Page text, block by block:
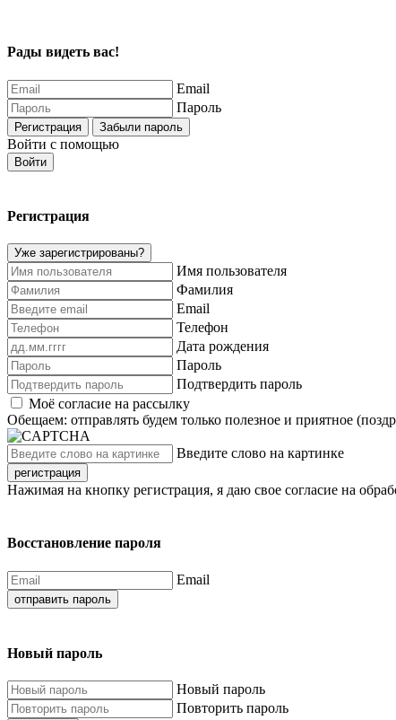
Рады видеть вас!
Email
Пароль
Регистрация Забыли пароль
Войти с помощью
Войти
Регистрация
Уже зарегистрированы?
Имя пользователя
Фамилия
Email
Телефон
Дата рождения
Пароль
Подтвердить пароль
Моё согласие на рассылку
Обещаем: отправлять будем только полезное и приятное
Введите слово на картинке
регистрация
Нажимая на кнопку регистрация, я даю свое согласие на
Восстановление пароля
Email
отправить пароль
Новый пароль
Новый пароль
Повторить пароль